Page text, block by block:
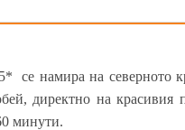
се намира на северното
директно на красивия
минути.